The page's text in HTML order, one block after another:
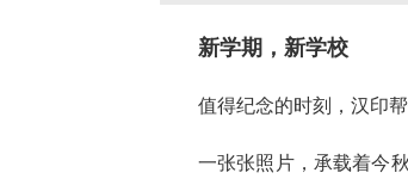
新学期，新学校
值得纪念的时刻，汉印帮
一张张照片，承载着今